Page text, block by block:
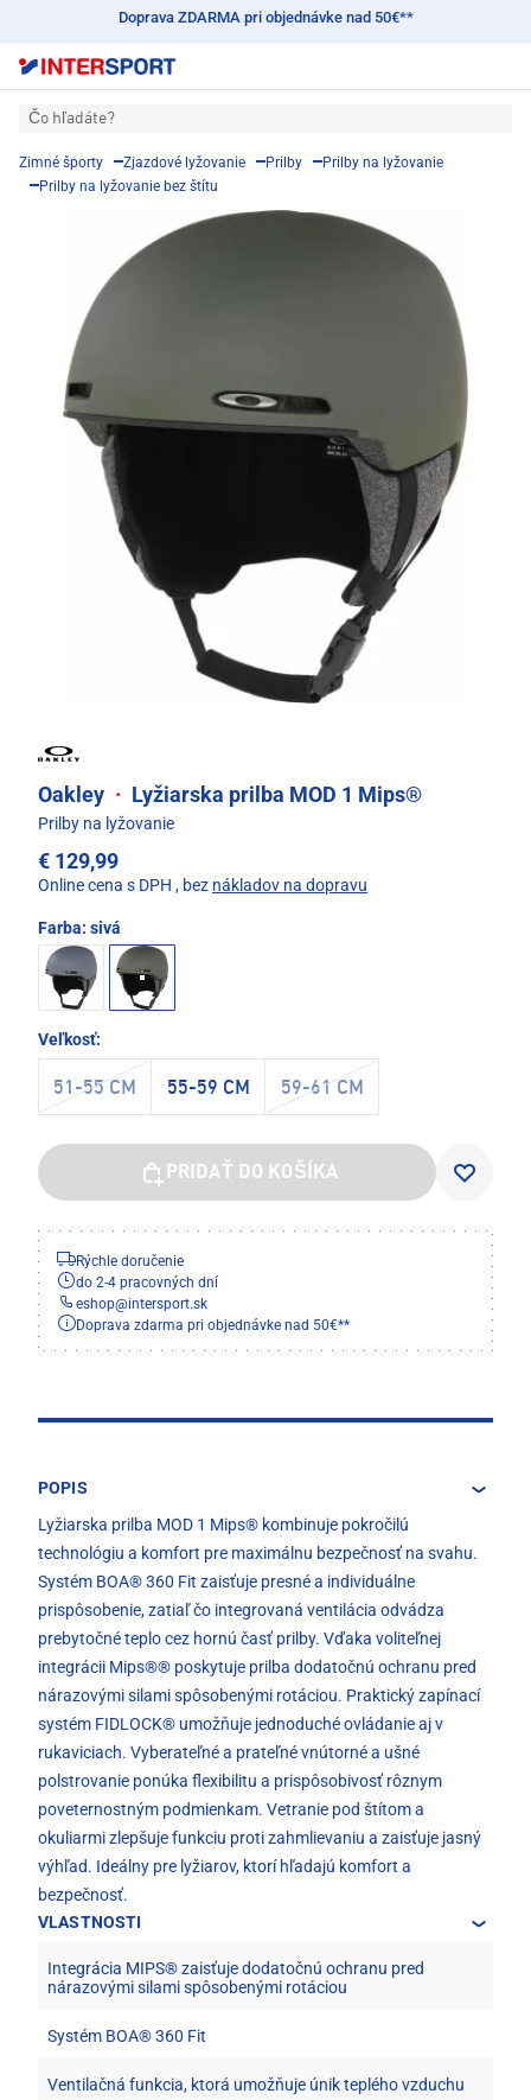
Doprava ZDARMA pri objednávke nad 50€**
Čo hľadáte?
Zimné športy Zjazdové lyžovanie Prilby
Prilby na lyžovanie
Prilby na lyžovanie bez štítu
Oakley · Lyžiarska prilba MOD 1 Mips®
Prilby na lyžovanie
€ 129,99
Online cena s DPH , bez nákladov na dopravu
Farba: sivá
Veľkosť:
51-55 CM 55-59 CM 59-61 CM
PRIDAŤ DO KOŠÍKA
Rýchle doručenie
do 2-4 pracovných dní
eshop@intersport.sk
Doprava zdarma pri objednávke nad 50€**
POPIS
Lyžiarska prilba MOD 1 Mips® kombinuje pokročilú
technológiu a komfort pre maximálnu bezpečnosť na svahu.
Systém BOA® 360 Fit zaisťuje presné a individuálne
prispôsobenie, zatiaľ čo integrovaná ventilácia odvádza
prebytočné teplo cez hornú časť prilby. Vďaka voliteľnej
integrácii Mips®® poskytuje prilba dodatočnú ochranu pred
nárazovými silami spôsobenými rotáciou. Praktický zapínací
systém FIDLOCK® umožňuje jednoduché ovládanie aj v
rukaviciach. Vyberateľné a prateľné vnútorné a ušné
polstrovanie ponúka flexibilitu a prispôsobivosť rôznym
poveternostným podmienkam. Vetranie pod štítom a
okuliarmi zlepšuje funkciu proti zahmlievaniu a zaisťuje jasný
výhľad. Ideálny pre lyžiarov, ktorí hľadajú komfort a
bezpečnosť.
VLASTNOSTI
Integrácia MIPS® zaisťuje dodatočnú ochranu pred
nárazovými silami spôsobenými rotáciou
Systém BOA® 360 Fit
Ventilačná funkcia, ktorá umožňuje únik teplého vzduchu